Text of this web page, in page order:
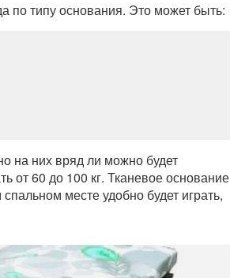
по типу основания. Это может быть:
на них вряд ли можно будет
от 60 до 100 кг. Тканевое основание
месте удобно будет играть,